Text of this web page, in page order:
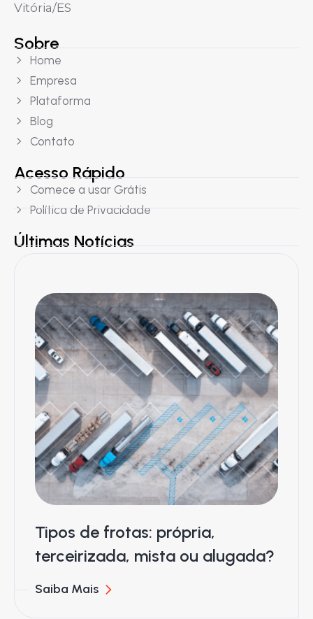
Vitória/ES
Sobre
Home
Empresa
Plataforma
Blog
Contato
Acesso Rápido
Comece a usar Grátis
Política de Privacidade
Últimas Notícias
Tipos de frotas: própria,
terceirizada, mista ou alugada?
Saiba Mais